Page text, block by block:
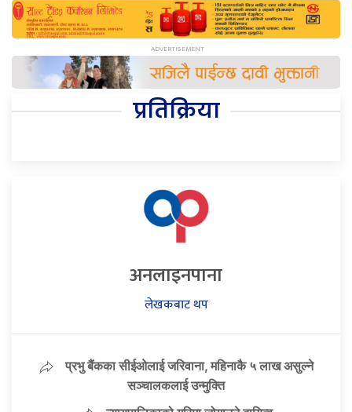
प्रतिक्रिया
अनलाइनपाना
लेखकबाट थप
प्रभु बैंकका सीईओलाई जरिवाना, महिनाकै ५ लाख असुल्ने
सञ्चालकलाई उन्मुक्ति